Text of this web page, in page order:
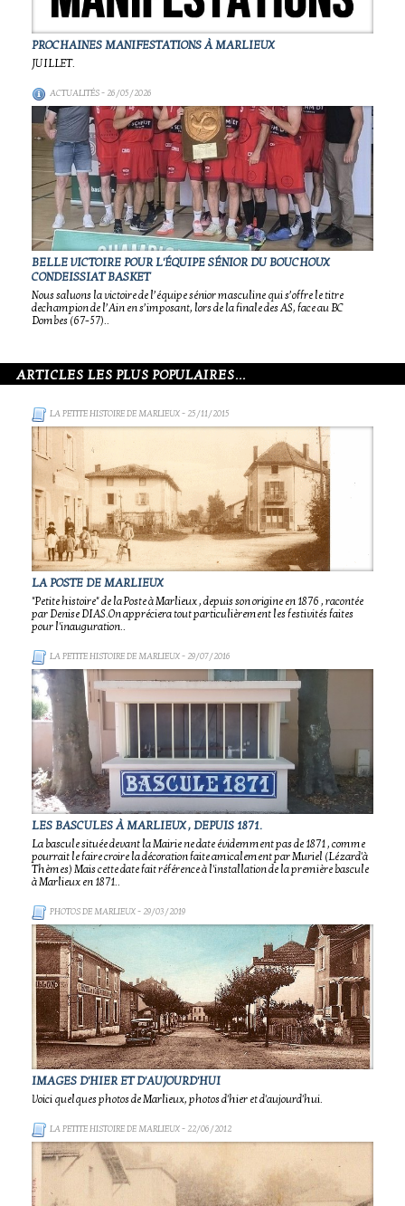
PROCHAINES MANIFESTATIONS À MARLIEUX
JUILLET.
ACTUALITÉS- 26/05/2026
BELLE VICTOIRE POUR L'ÉQUIPE SÉNIOR DU BOUCHOUX
CONDEISSIAT BASKET
Nous saluons la victoire de l’équipe sénior masculine qui s’offre le titre
dechampion de l’Ain en s’imposant, lors de la finale des AS, face au BC
Dombes (67-57)..
ARTICLES LES PLUS POPULAIRES...
LA PETITE HISTOIRE DE MARLIEUX- 25/11/2015
LA POSTE DE MARLIEUX
"Petite histoire" de la Poste à Marlieux , depuis son origine en 1876 , racontée
par Denise DIAS.On appréciera tout particulièrement les festivités faites
pour l'inauguration..
LA PETITE HISTOIRE DE MARLIEUX- 29/07/2016
LES BASCULES À MARLIEUX , DEPUIS 1871.
La bascule située devant la Mairie ne date évidemment pas de 1871 , comme
pourrait le faire croire la décoration faite amicalement par Muriel (Lézard'à
Thèmes) Mais cette date fait référence à l'installation de la première bascule
à Marlieux en 1871..
PHOTOS DE MARLIEUX- 29/03/2019
IMAGES D'HIER ET D'AUJOURD'HUI
Voici quelques photos de Marlieux, photos d'hier et d'aujourd'hui.
LA PETITE HISTOIRE DE MARLIEUX- 22/06/2012